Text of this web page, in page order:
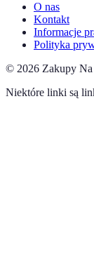
O nas
Kontakt
Informacje
Polityka
© 2026 Zakupy
Niektóre linki są